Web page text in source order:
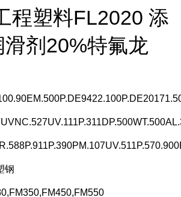
程塑料FL2020 添
剂20%特氟龙
钢